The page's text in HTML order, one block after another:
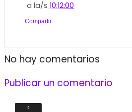
a la/s10:12:00
Compartir
No hay comentarios
Publicar un comentario
‹